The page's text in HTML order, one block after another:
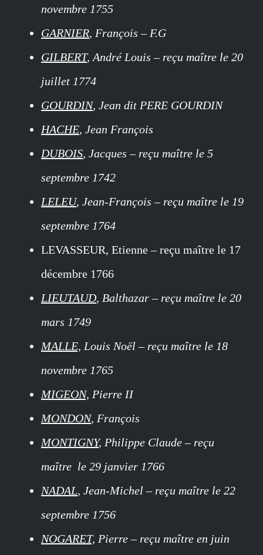
novembre 1755
GARNIER, François – F.G
GILBERT, André Louis – reçu maître le 20
juillet 1774
GOURDIN, Jean dit PERE GOURDIN
HACHE, Jean François
DUBOIS, Jacques – reçu maître le 5
septembre 1742
LELEU, Jean-François – reçu maître le 19
septembre 1764
LEVASSEUR, Etienne – reçu maître le 17
décembre 1766
LIEUTAUD, Balthazar – reçu maître le 20
mars 1749
MALLE, Louis Noël – reçu maître le 18
novembre 1765
MIGEON, Pierre II
MONDON, François
MONTIGNY, Philippe Claude – reçu
maître le 29 janvier 1766
NADAL, Jean-Michel – reçu maître le 22
septembre 1756
NOGARET, Pierre – reçu maître en juin